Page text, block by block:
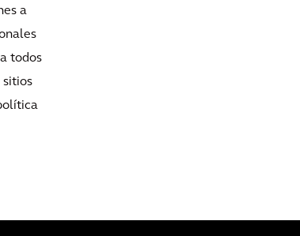
a
todos
sitios